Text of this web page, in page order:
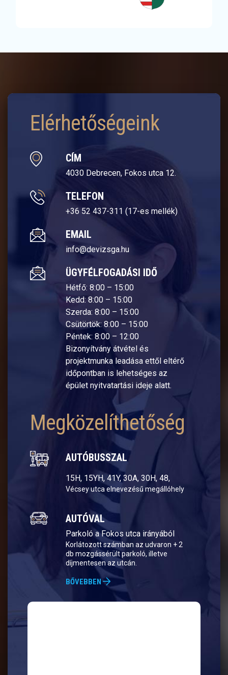
Elérhetőségeink
CÍM
4030 Debrecen, Fokos utca 12.
TELEFON
+36 52 437-311 (17-es mellék)
EMAIL
info@devizsga.hu
ÜGYFÉLFOGADÁSI IDŐ
Hétfő: 8:00 – 15:00
Kedd: 8:00 – 15:00
Szerda: 8:00 – 15:00
Csütörtök: 8:00 – 15:00
Péntek: 8:00 – 12:00
Bizonyítvány átvétel és
projektmunka leadása ettől eltérő
időpontban is lehetséges az
épület nyitvatartási ideje alatt.
Megközelíthetőség
AUTÓBUSSZAL
15H, 15YH, 41Y, 30A, 30H, 48,
Vécsey utca elnevezésű megállóhely
AUTÓVAL
Parkoló a Fokos utca irányából
Korlátozott számban az udvaron + 2
db mozgássérült parkoló, illetve
díjmentesen az utcán.
BŐVEBBEN